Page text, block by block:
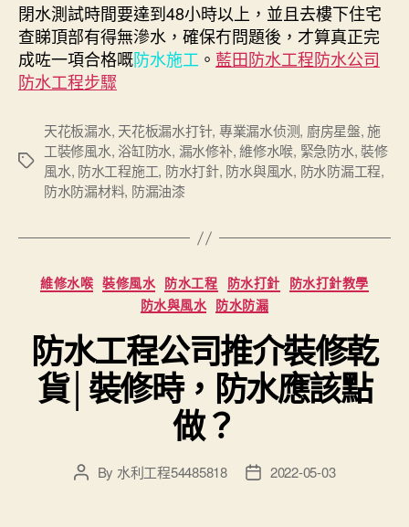
閉水測試時間要達到48小時以上，並且去樓下住宅
查睇頂部有得無滲水，確保冇問題後，才算真正完
成咗一項合格嘅防水施工 。 藍田防水工程防水公司
防水工程步驟
Tags
天花板漏水, 天花板漏水打针, 專業漏水侦测, 廚房星盤,施
工裝修風水, 浴缸防水, 漏水修补,維修水喉, 緊急防水,裝修
風水, 防水工程施工, 防水打針, 防水與風水, 防水防漏工程,
防水防漏材料, 防漏油漆
Categories
維修水喉 裝修風水 防水工程 防水打針 防水打針教學
防水與風水 防水防漏
防水工程公司推介裝修乾
貨│裝修時，防水應該點
做？
PostBy 水利工程54485818
Post2022-05-03